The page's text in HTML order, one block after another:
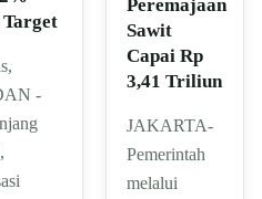
-
Peremajaan
Sawit
Capai Rp
3,41 Triliun
JAKARTA-
Pemerintah
melalui